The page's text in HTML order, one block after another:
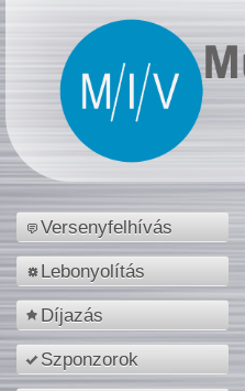
Versenyfelhívás
Lebonyolítás
Díjazás
Szponzorok